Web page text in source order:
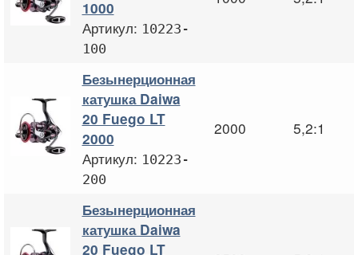
1000
Артикул: 10223-
100
Безынерционная
катушка Daiwa
20 Fuego LT
2000
Артикул: 10223-
200
2000 5,2:1
Безынерционная
катушка Daiwa
20 Fuego LT